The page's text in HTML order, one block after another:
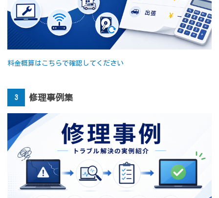
料金概算はこちらで確認してください
3 修理事例集